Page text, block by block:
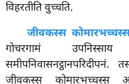
विहरतीति वुच्चति.
जीवकस्स
गोचरगामं
जीवकस्स कोमारभच्चस्स